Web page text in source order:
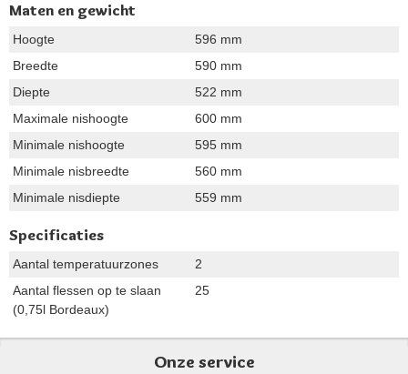
Maten en gewicht
Hoogte
596 mm
Breedte
590 mm
Diepte
522 mm
Maximale nishoogte
600 mm
Minimale nishoogte
595 mm
Minimale nisbreedte
560 mm
Minimale nisdiepte
559 mm
Specificaties
Aantal temperatuurzones
2
Aantal flessen op te slaan
(0,75l Bordeaux)
25
Onze service